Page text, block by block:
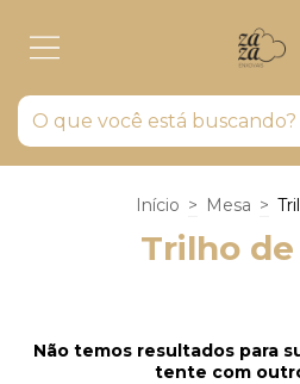
Início > Mesa >
Trilho de
Não temos resultados para
tente com